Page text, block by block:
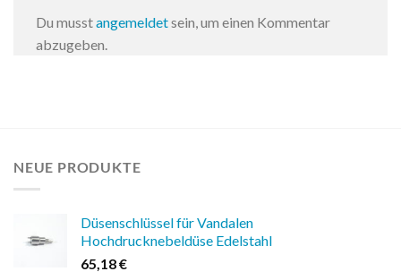
Du musstangemeldetsein, um einen Kommentar
abzugeben.
NEUE PRODUKTE
Düsenschlüssel für Vandalen
Hochdrucknebeldüse Edelstahl
65,18€